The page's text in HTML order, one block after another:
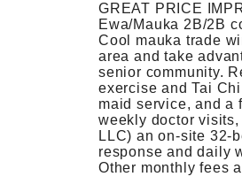
GREAT PRICE
Ewa/Mauka 2B/2B
Cool mauka trade
area and take
senior community.
exercise and Tai
maid service, and a
weekly doctor
LLC) an on-site 32-
response and daily
Other monthly fees